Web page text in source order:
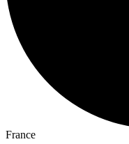
France